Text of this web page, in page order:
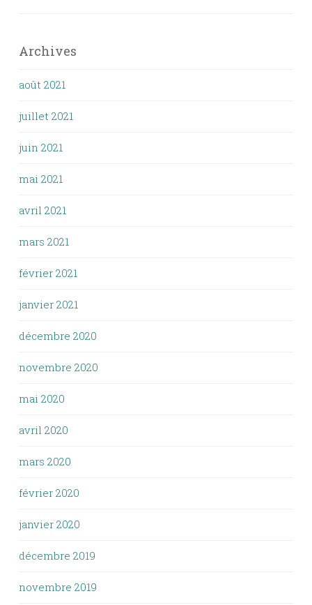
Archives
août 2021
juillet 2021
juin 2021
mai 2021
avril 2021
mars 2021
février 2021
janvier 2021
décembre 2020
novembre 2020
mai 2020
avril 2020
mars 2020
février 2020
janvier 2020
décembre 2019
novembre 2019